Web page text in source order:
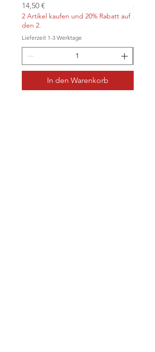
Preis
14,50 €
2 Artikel kaufen und 20% Rabatt auf
den 2.
Lieferzeit 1-3 Werktage
In den Warenkorb
Preis
8,90 €
2
den 2.